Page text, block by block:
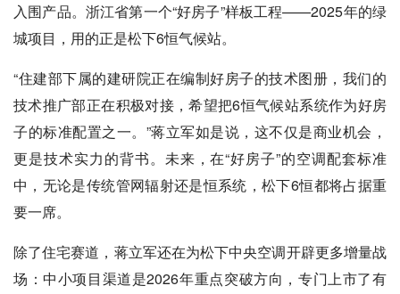
入围产品。浙江省第一个“好房子”样板工程——2025年的绿
城项目，用的正是松下6恒气候站。
“住建部下属的建研院正在编制好房子的技术图册，我们的
技术推广部正在积极对接，希望把6恒气候站系统作为好房
子的标准配置之一。”蒋立军如是说，这不仅是商业机会，
更是技术实力的背书。未来，在“好房子”的空调配套标准
中，无论是传统管网辐射还是恒系统，松下6恒都将占据重
要一席。
除了住宅赛道，蒋立军还在为松下中央空调开辟更多增量战
场：中小项目渠道是2026年重点突破方向，专门上市了有